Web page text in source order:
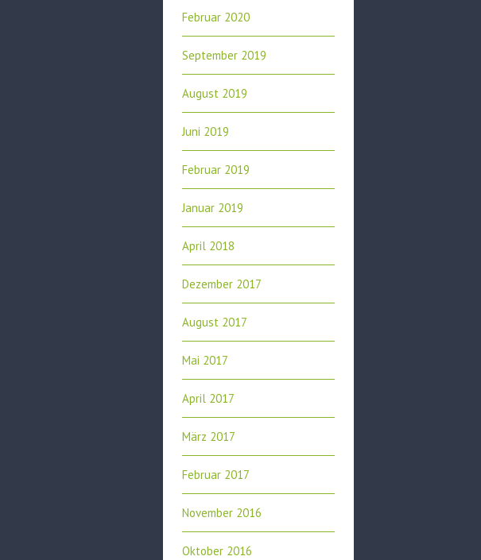
Februar 2020
September 2019
August 2019
Juni 2019
Februar 2019
Januar 2019
April 2018
Dezember 2017
August 2017
Mai 2017
April 2017
März 2017
Februar 2017
November 2016
Oktober 2016